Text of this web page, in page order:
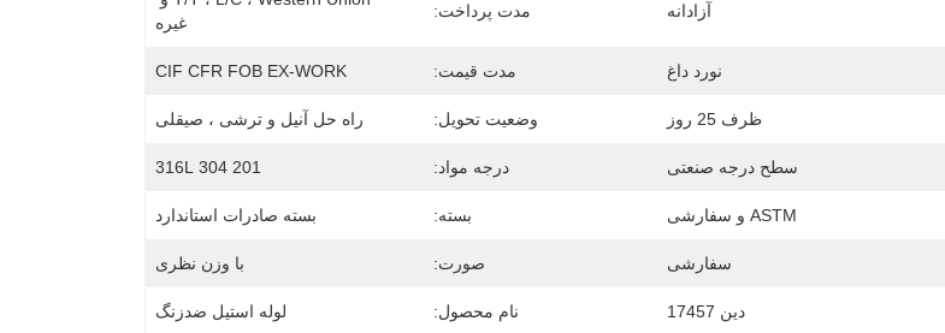
آزادانه مدت پرداخت:
غیره
نورد داغ مدت قیمت: CIF CFR FOB EX-WORK
ظرف 25 روز وضعیت تحویل: راه حل آنیل و ترشی ، صیقلی
سطح درجه صنعتی درجه مواد: 201 304 316L
ASTM و سفارشی بسته: بسته صادرات استاندارد
سفارشی صورت: با وزن نظری
دین 17457 نام محصول: لوله استیل ضدزنگ